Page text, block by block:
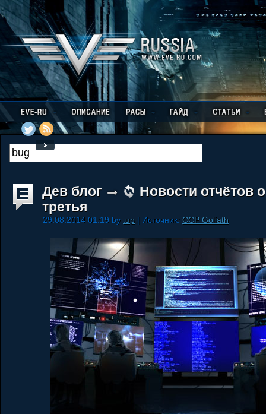
Дев блог
Новости отчётов
третья
29.08.2014 01:19 by .up | Источник: CCP Goliath